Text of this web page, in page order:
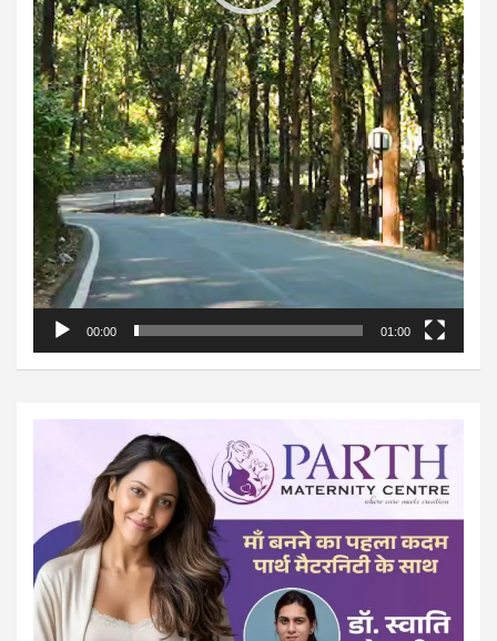
00:00 01:00